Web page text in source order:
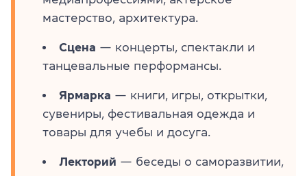
мастерство, архитектура.
Сцена — концерты, спектакли и
танцевальные перформансы.
Ярмарка — книги, игры, открытки,
сувениры, фестивальная одежда и
товары для учебы и досуга.
Лекторий — беседы о саморазвитии,